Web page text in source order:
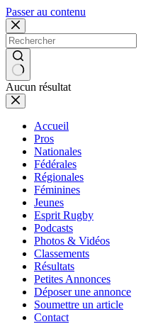
Passer au contenu
Aucun résultat
Accueil
Pros
Nationales
Fédérales
Régionales
Féminines
Jeunes
Esprit Rugby
Podcasts
Photos & Vidéos
Classements
Résultats
Petites Annonces
Déposer une annonce
Soumettre un article
Contact